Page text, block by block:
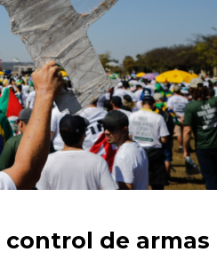
de armas